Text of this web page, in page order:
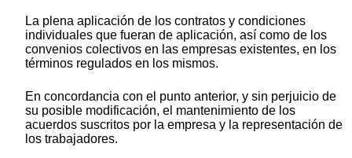
La plena aplicación de los contratos y condiciones
individuales que fueran de aplicación, así como de los
convenios colectivos en las empresas existentes, en los
términos regulados en los mismos.
En concordancia con el punto anterior, y sin perjuicio de
su posible modificación, el mantenimiento de los
acuerdos suscritos por la empresa y la representación de
los trabajadores.